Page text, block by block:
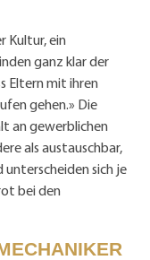
Kultur, ein
ganz klar der
Eltern mit ihren
gehen.» Die
an gewerblichen
als austauschbar,
unterscheiden sich je
bei den